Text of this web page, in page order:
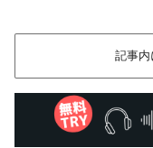
記事内